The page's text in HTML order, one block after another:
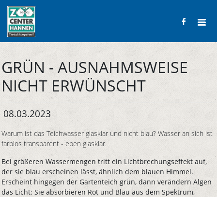
GRÜN - AUSNAHMSWEISE
NICHT ERWÜNSCHT
08.03.2023
Warum ist das Teichwasser glasklar und nicht blau? Wasser an sich ist
farblos transparent - eben glasklar.
Bei größeren Wassermengen tritt ein Lichtbrechungseffekt auf,
der sie blau erscheinen lässt, ähnlich dem blauen Himmel.
Erscheint hingegen der Gartenteich grün, dann verändern Algen
das Licht: Sie absorbieren Rot und Blau aus dem Spektrum,